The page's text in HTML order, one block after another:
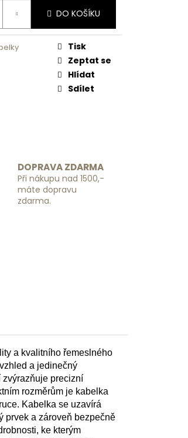
DO KOŠÍKU
Tisk
Zeptat se
Hlídat
Sdílet
DOPRAVA ZDARMA
Při nákupu nad 1500,-
máte dopravu
zdarma.
a kvalitního řemeslného
a jedinečný
zvýrazňuje precizní
rozměrům je kabelka
Kabelka se uzavírá
prvek a zároveň bezpečně
ke kterým